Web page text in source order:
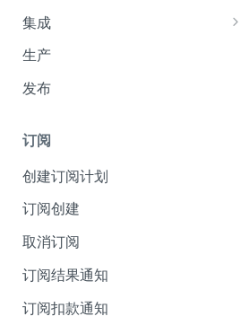
集成
集成选项
API 身份验证
（Authentication）
Webhook
收单货币 amount 参数说明
FuturePay 系统错误码响应文档
生产
发布
订阅
创建订阅计划
订阅创建
取消订阅
订阅结果通知
订阅扣款通知